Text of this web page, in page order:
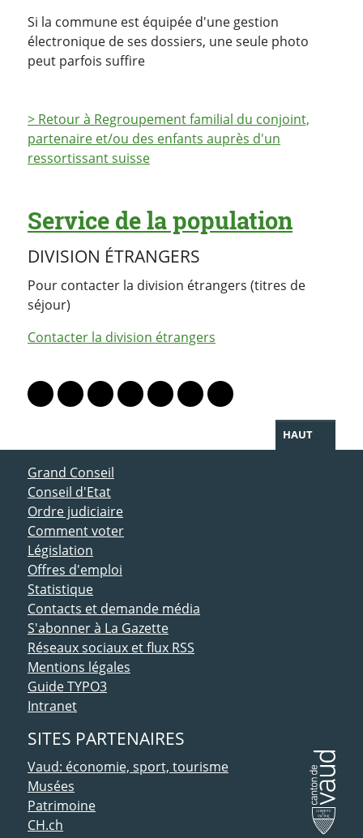
Si la commune est équipée d'une gestion
électronique de ses dossiers, une seule photo
peut parfois suffire
> Retour à Regroupement familial du conjoint,
partenaire et/ou des enfants auprès d'un
ressortissant suisse
Service de la population
DIVISION ÉTRANGERS
Pour contacter la division étrangers (titres de
séjour)
Contacter la division étrangers
Lien vers le profil Mastodon
Lien vers le profil Bluesky
Lien vers le profil Instagram
Lien vers le profil Linkedin
Lien vers le profil Facebook
Lien vers le profil Twitter
Partager par WhatsApp
HAUT
ACCÈS DIRECT
Grand Conseil
Conseil d'Etat
Ordre judiciaire
Comment voter
Législation
Offres d'emploi
Statistique
Contacts et demande média
S'abonner à La Gazette
Réseaux sociaux et flux RSS
Mentions légales
Guide TYPO3
Intranet
SITES PARTENAIRES
Vaud: économie, sport, tourisme
Musées
Patrimoine
CH.ch